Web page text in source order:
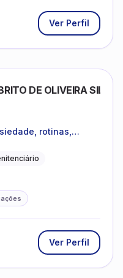
Ver Perfil
DE OLIVEIRA SILVA
rotinas,
Ver Perfil